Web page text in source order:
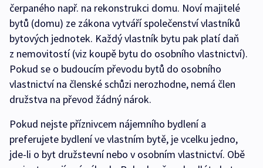
čerpaného např. na rekonstrukci domu. Noví majitelé
bytů (domu) ze zákona vytváří společenství vlastníků
bytových jednotek. Každý vlastník bytu pak platí daň
z nemovitostí (viz koupě bytu do osobního vlastnictví).
Pokud se o budoucím převodu bytů do osobního
vlastnictví na členské schůzi nerozhodne, nemá člen
družstva na převod žádný nárok.
Pokud nejste příznivcem nájemního bydlení a
preferujete bydlení ve vlastním bytě, je vcelku jedno,
jde-li o byt družstevní nebo v osobním vlastnictví. Obě